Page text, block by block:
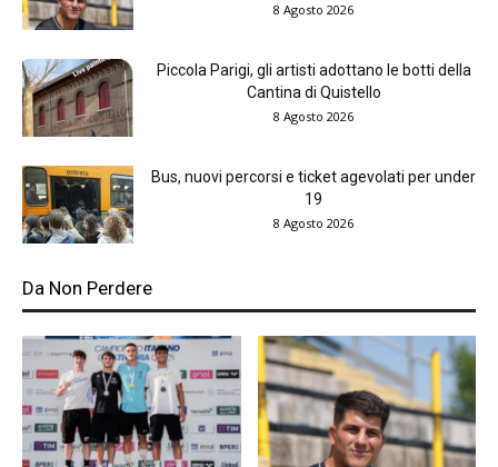
8 Agosto 2026
Piccola Parigi, gli artisti adottano le botti della
Cantina di Quistello
8 Agosto 2026
Bus, nuovi percorsi e ticket agevolati per under
19
8 Agosto 2026
Da Non Perdere